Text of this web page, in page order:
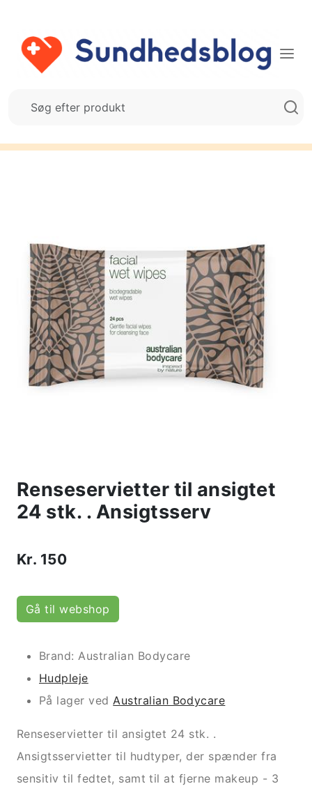
Renseservietter til ansigtet
24 stk. . Ansigtsserv
Kr. 150
Gå til webshop
Brand: Australian Bodycare
Hudpleje
På lager vedAustralian Bodycare
Renseservietter til ansigtet 24 stk. .
Ansigtsservietter til hudtyper, der spænder fra
sensitiv til fedtet, samt til at fjerne makeup - 3